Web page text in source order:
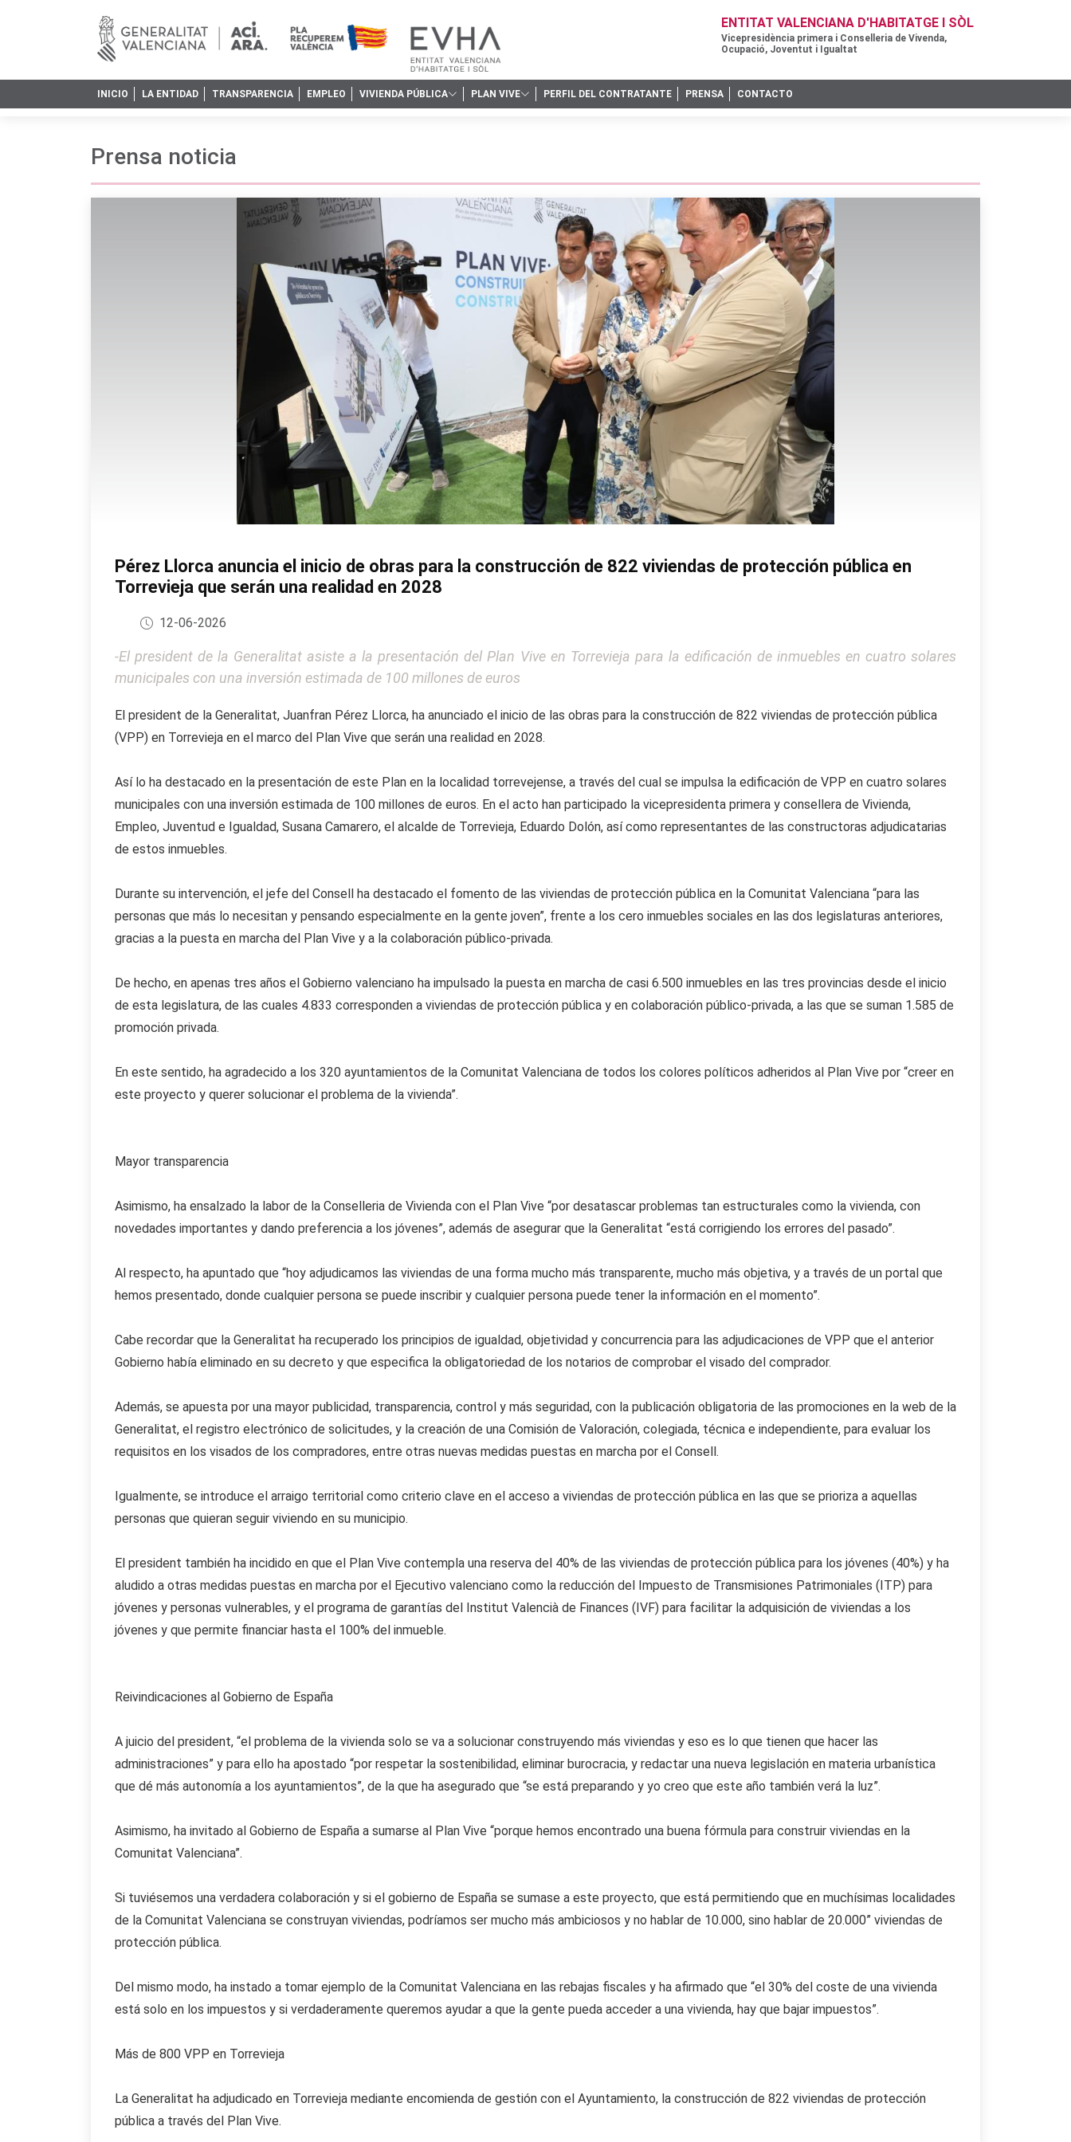
ENTITAT VALENCIANA D'HABITATGE I SÒL
Vicepresidència primera i Conselleria de Vivenda,
Ocupació, Joventut i Igualtat
INICIO LA ENTIDAD TRANSPARENCIA EMPLEO VIVIENDA PÚBLICA PLAN VIVE PERFIL DEL CONTRATANTE PRENSA CONTACTO
Prensa noticia
Pérez Llorca anuncia el inicio de obras para la construcción de 822 viviendas de protección pública en
Torrevieja que serán una realidad en 2028
12-06-2026
-El president de la Generalitat asiste a la presentación del Plan Vive en Torrevieja para la edificación de inmuebles en cuatro solares
municipales con una inversión estimada de 100 millones de euros
El president de la Generalitat, Juanfran Pérez Llorca, ha anunciado el inicio de las obras para la construcción de 822 viviendas de protección pública
(VPP) en Torrevieja en el marco del Plan Vive que serán una realidad en 2028.
Así lo ha destacado en la presentación de este Plan en la localidad torrevejense, a través del cual se impulsa la edificación de VPP en cuatro solares
municipales con una inversión estimada de 100 millones de euros. En el acto han participado la vicepresidenta primera y consellera de Vivienda,
Empleo, Juventud e Igualdad, Susana Camarero, el alcalde de Torrevieja, Eduardo Dolón, así como representantes de las constructoras adjudicatarias
de estos inmuebles.
Durante su intervención, el jefe del Consell ha destacado el fomento de las viviendas de protección pública en la Comunitat Valenciana “para las
personas que más lo necesitan y pensando especialmente en la gente joven”, frente a los cero inmuebles sociales en las dos legislaturas anteriores,
gracias a la puesta en marcha del Plan Vive y a la colaboración público-privada.
De hecho, en apenas tres años el Gobierno valenciano ha impulsado la puesta en marcha de casi 6.500 inmuebles en las tres provincias desde el inicio
de esta legislatura, de las cuales 4.833 corresponden a viviendas de protección pública y en colaboración público-privada, a las que se suman 1.585 de
promoción privada.
En este sentido, ha agradecido a los 320 ayuntamientos de la Comunitat Valenciana de todos los colores políticos adheridos al Plan Vive por “creer en
este proyecto y querer solucionar el problema de la vivienda”.
Mayor transparencia
Asimismo, ha ensalzado la labor de la Conselleria de Vivienda con el Plan Vive “por desatascar problemas tan estructurales como la vivienda, con
novedades importantes y dando preferencia a los jóvenes”, además de asegurar que la Generalitat “está corrigiendo los errores del pasado”.
Al respecto, ha apuntado que “hoy adjudicamos las viviendas de una forma mucho más transparente, mucho más objetiva, y a través de un portal que
hemos presentado, donde cualquier persona se puede inscribir y cualquier persona puede tener la información en el momento”.
Cabe recordar que la Generalitat ha recuperado los principios de igualdad, objetividad y concurrencia para las adjudicaciones de VPP que el anterior
Gobierno había eliminado en su decreto y que especifica la obligatoriedad de los notarios de comprobar el visado del comprador.
Además, se apuesta por una mayor publicidad, transparencia, control y más seguridad, con la publicación obligatoria de las promociones en la web de la
Generalitat, el registro electrónico de solicitudes, y la creación de una Comisión de Valoración, colegiada, técnica e independiente, para evaluar los
requisitos en los visados de los compradores, entre otras nuevas medidas puestas en marcha por el Consell.
Igualmente, se introduce el arraigo territorial como criterio clave en el acceso a viviendas de protección pública en las que se prioriza a aquellas
personas que quieran seguir viviendo en su municipio.
El president también ha incidido en que el Plan Vive contempla una reserva del 40% de las viviendas de protección pública para los jóvenes (40%) y ha
aludido a otras medidas puestas en marcha por el Ejecutivo valenciano como la reducción del Impuesto de Transmisiones Patrimoniales (ITP) para
jóvenes y personas vulnerables, y el programa de garantías del Institut Valencià de Finances (IVF) para facilitar la adquisición de viviendas a los
jóvenes y que permite financiar hasta el 100% del inmueble.
Reivindicaciones al Gobierno de España
A juicio del president, “el problema de la vivienda solo se va a solucionar construyendo más viviendas y eso es lo que tienen que hacer las
administraciones” y para ello ha apostado “por respetar la sostenibilidad, eliminar burocracia, y redactar una nueva legislación en materia urbanística
que dé más autonomía a los ayuntamientos”, de la que ha asegurado que “se está preparando y yo creo que este año también verá la luz”.
Asimismo, ha invitado al Gobierno de España a sumarse al Plan Vive “porque hemos encontrado una buena fórmula para construir viviendas en la
Comunitat Valenciana”.
Si tuviésemos una verdadera colaboración y si el gobierno de España se sumase a este proyecto, que está permitiendo que en muchísimas localidades
de la Comunitat Valenciana se construyan viviendas, podríamos ser mucho más ambiciosos y no hablar de 10.000, sino hablar de 20.000” viviendas de
protección pública.
Del mismo modo, ha instado a tomar ejemplo de la Comunitat Valenciana en las rebajas fiscales y ha afirmado que “el 30% del coste de una vivienda
está solo en los impuestos y si verdaderamente queremos ayudar a que la gente pueda acceder a una vivienda, hay que bajar impuestos”.
Más de 800 VPP en Torrevieja
La Generalitat ha adjudicado en Torrevieja mediante encomienda de gestión con el Ayuntamiento, la construcción de 822 viviendas de protección
pública a través del Plan Vive.